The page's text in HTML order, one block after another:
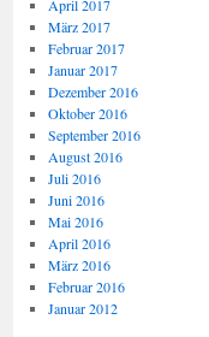
April 2017
März 2017
Februar 2017
Januar 2017
Dezember 2016
Oktober 2016
September 2016
August 2016
Juli 2016
Juni 2016
Mai 2016
April 2016
März 2016
Februar 2016
Januar 2012